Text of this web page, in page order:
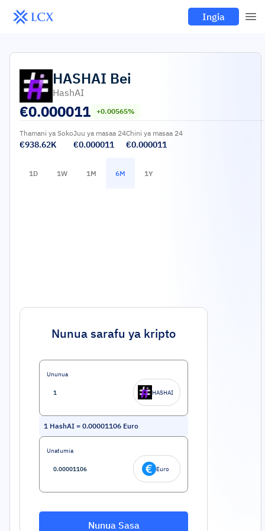
Ingia
HASHAI Bei
HashAI
€0.000011 +0.00565%
Thamani ya Soko
€938.62K
Juu ya masaa 24
€0.000011
Chini ya masaa 24
€0.000011
1D 1W 1M 6M 1Y
Nunua sarafu ya kripto
Ununua
HASHAI
1 HashAI = 0.00001106 Euro
Unatumia
Euro
Nunua Sasa